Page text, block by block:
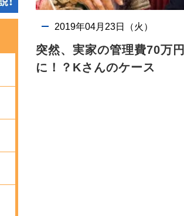
2019年04月23日（火）
突然、実家の管理費70万
に！？Kさんのケース